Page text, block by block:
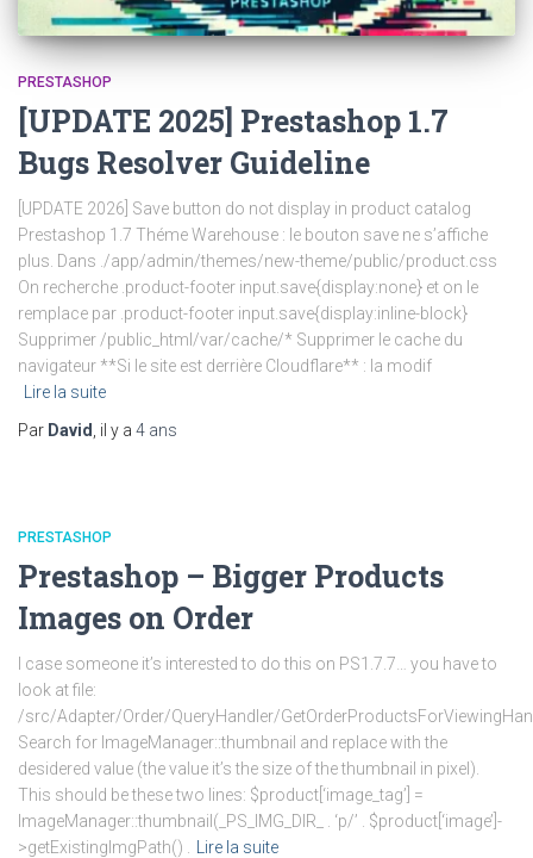
PRESTASHOP
[UPDATE 2025] Prestashop 1.7
Bugs Resolver Guideline
[UPDATE 2026] Save button do not display in product catalog
Prestashop 1.7 Théme Warehouse : le bouton save ne s’affiche
plus. Dans ./app/admin/themes/new-theme/public/product.css
On recherche .product-footer input.save{display:none} et on le
remplace par .product-footer input.save{display:inline-block}
Supprimer /public_html/var/cache/* Supprimer le cache du
navigateur **Si le site est derrière Cloudflare** : la modif
Lire la suite
Par David , il y a 4 ans
PRESTASHOP
Prestashop – Bigger Products
Images on Order
I case someone it’s interested to do this on PS1.7.7… you have to
look at file:
/src/Adapter/Order/QueryHandler/
Search for ImageManager::thumbnail and replace with the
desidered value (the value it’s the size of the thumbnail in pixel).
This should be these two lines: $product[‘image_tag’] =
ImageManager::thumbnail(_PS_IMG_DIR_ . ‘p/’ . $product[‘image’]-
>getExistingImgPath() .
Lire la suite